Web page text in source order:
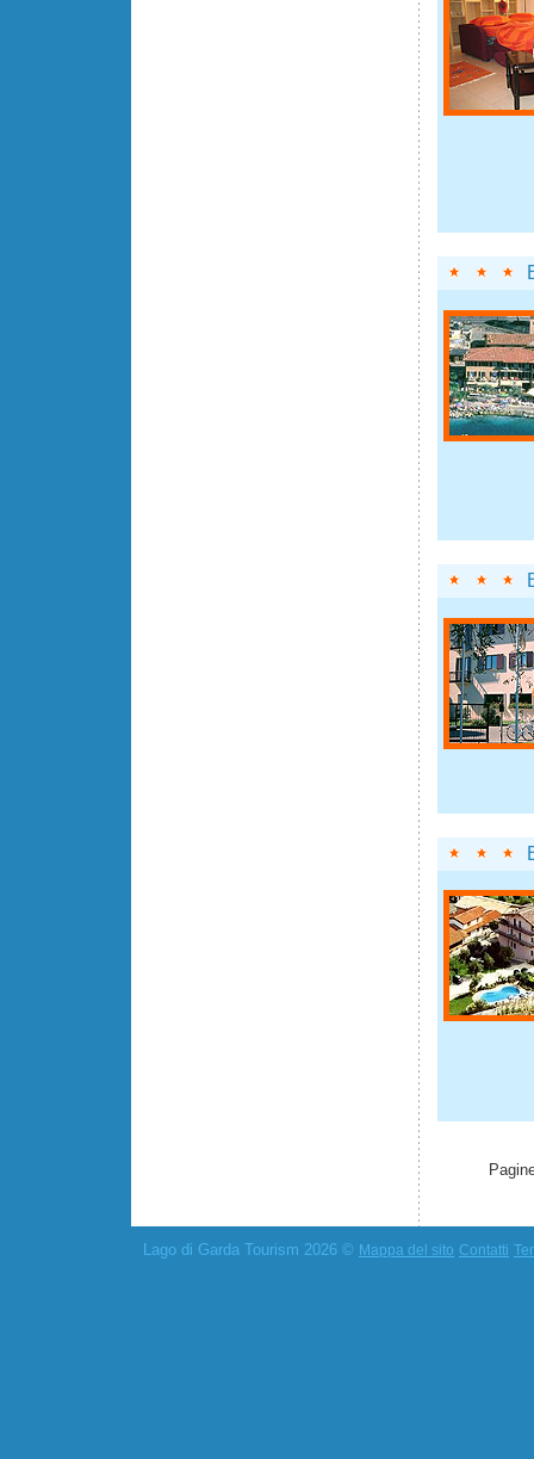
Lago di Garda Tourism 2026 © Mappa del sito Contatti